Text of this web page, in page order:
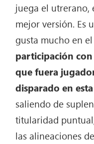
juega el utrerano,
mejor versión. Es
gusta mucho en
participación con
que fuera
disparado en
saliendo de
titularidad
las alineaciones